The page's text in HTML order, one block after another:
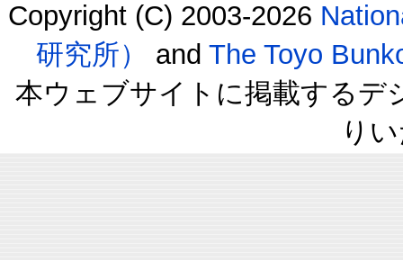
Copyright (C) 2003-2026
研究所）
and The Toyo
本ウェブサイトに掲載するデ
り